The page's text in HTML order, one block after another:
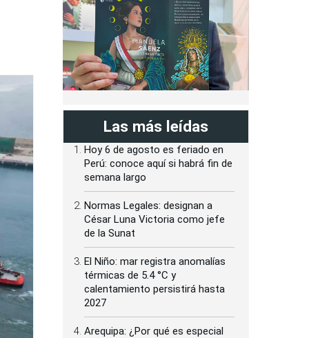
Las más leídas
Hoy 6 de agosto es feriado en
Perú: conoce aquí si habrá fin de
semana largo
Normas Legales: designan a
César Luna Victoria como jefe
de la Sunat
El Niño: mar registra anomalías
térmicas de 5.4 °C y
calentamiento persistirá hasta
2027
Arequipa: ¿Por qué es especial